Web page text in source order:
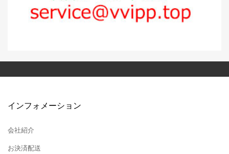
インフォメーション
会社紹介
お決済配送